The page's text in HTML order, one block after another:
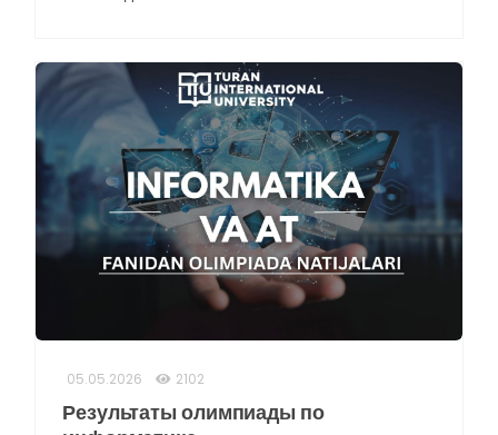
05.05.2026 2102
Результаты олимпиады по